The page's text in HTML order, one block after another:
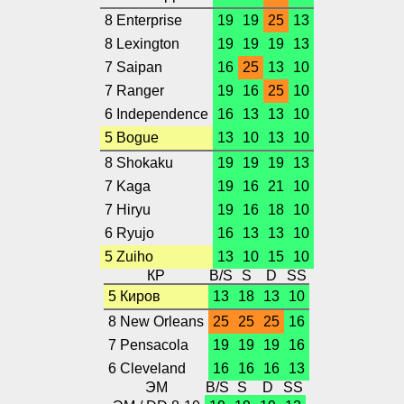
8 Enterprise
19 19 25
13
8 Lexington
19 19 19
13
7 Saipan
16 25 13
10
7 Ranger
19 16 25
10
6 Independence
16 13 13
10
5 Bogue
13 10 13
10
8 Shokaku
19 19 19
13
7 Kaga
19 16 21
10
7 Hiryu
19 16 18
10
6 Ryujo
16 13 13
10
5 Zuiho
13 10 15
10
КР
B/S S D
SS
5 Киров
13 18 13
10
8 New Orleans 25 25 25
16
7 Pensacola
19 19 19
16
6 Cleveland
16 16 16
13
ЭМ
B/S S D
SS